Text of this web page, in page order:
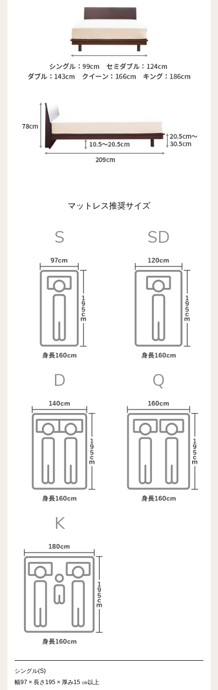
マットレス推奨サイズ
S SD
D Q
K
シングル(S)
幅97 × 長さ195 × 厚み15 ㎝以上